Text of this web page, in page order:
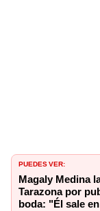
PUEDES VER:
Magaly Medina
Tarazona por
boda: "Él sale